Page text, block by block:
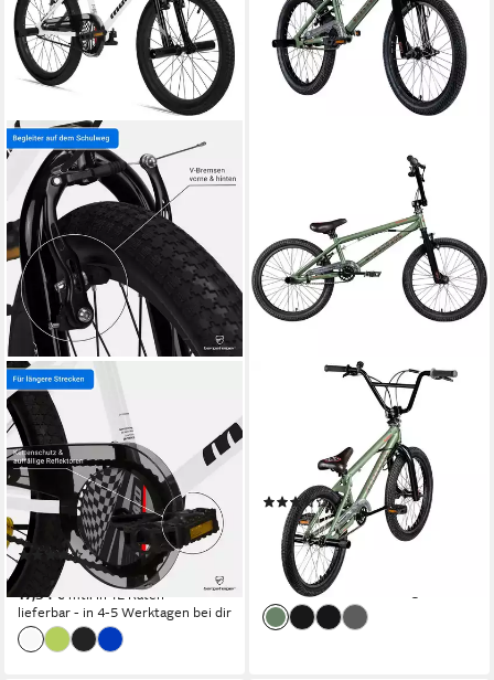
BERGSTEIGER
Kinderfahrrad Monaco 20 Zoll
BMX, geeignet für 6 - 9
Jahre, Mädchen, Jungen
30 cm
Rahmenhöhe
Gänge
100 kg
Zul. Gesamtgewicht
(26)
189,90 €
17,34 € mtl. in 12 Raten
lieferbar - in 4-5 Werktagen bei dir
BMX-Rad Project 301
Rahmenhöhe
Zul. Gesamtgewicht
(6)
225,00 € UVP379,00 €
20,55 €mtl. in 12 Raten
-41%
lieferbar - in 4-5 Werktagen bei dir